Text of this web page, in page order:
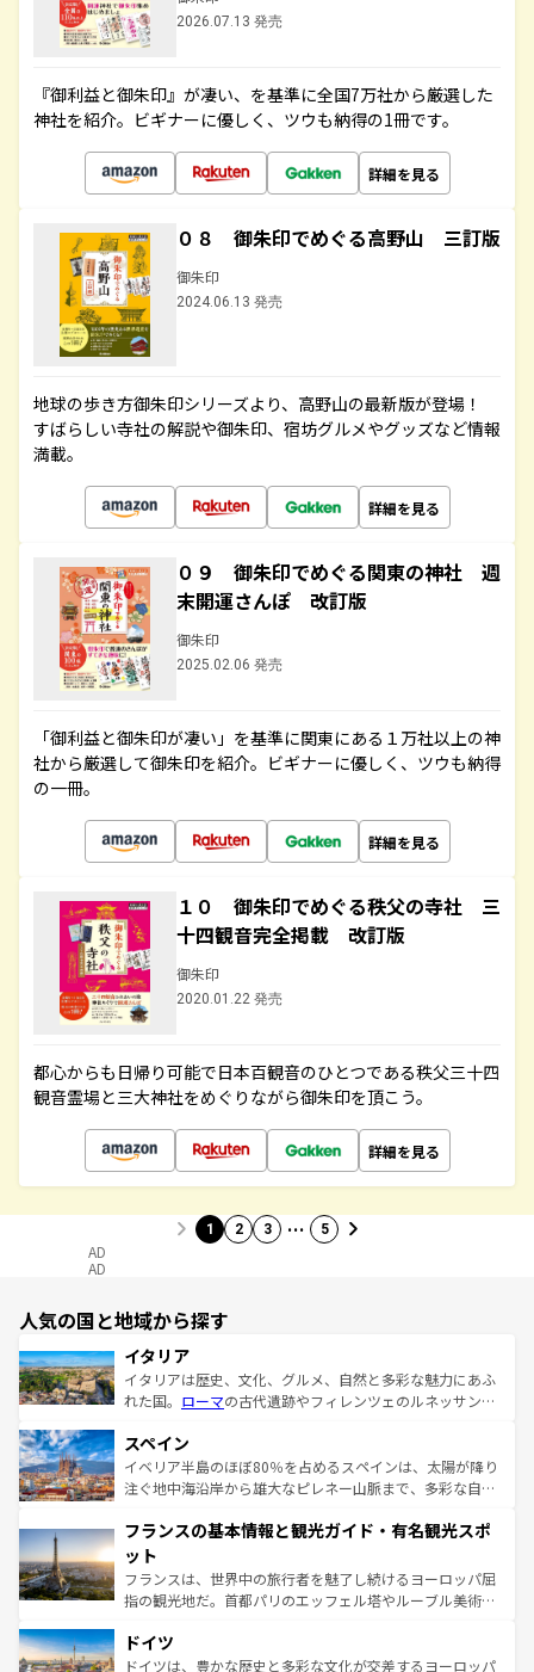
2026.07.13 発売
『御利益と御朱印』が凄い、を基準に全国7万社から厳選した
神社を紹介。ビギナーに優しく、ツウも納得の1冊です。
詳細を見る
０８ 御朱印でめぐる高野山 三訂版
御朱印
2024.06.13 発売
地球の歩き方御朱印シリーズより、高野山の最新版が登場！
すばらしい寺社の解説や御朱印、宿坊グルメやグッズなど情報
満載。
詳細を見る
０９ 御朱印でめぐる関東の神社 週
末開運さんぽ 改訂版
御朱印
2025.02.06 発売
「御利益と御朱印が凄い」を基準に関東にある１万社以上の神
社から厳選して御朱印を紹介。ビギナーに優しく、ツウも納得
の一冊。
詳細を見る
１０ 御朱印でめぐる秩父の寺社 三
十四観音完全掲載 改訂版
御朱印
2020.01.22 発売
都心からも日帰り可能で日本百観音のひとつである秩父三十四
観音霊場と三大神社をめぐりながら御朱印を頂こう。
詳細を見る
1 2 3 … 5
AD
AD
人気の国と地域から探す
イタリア
イタリアは歴史、文化、グルメ、自然と多彩な魅力にあふ
れた国。 ローマの古代遺跡やフィレンツェのルネッサンス
ろん、トスカーナの美しい田園風景やアマルフィ海岸の絶
景など、自然景観も見逃せない。観光の合間には、本場の
ピザやパスタなど、絶品のイタリア料理を堪能することも
ませてくれるイタリアで、忘れられない旅をしてみよう！
なお、新着のイタリア情報は
しい。
スペイン
イベリア半島のほぼ80％を占めるスペインは、太陽が降り
注ぐ地中海沿岸から雄大なピレネー山脈まで、多彩な自然
文化が根付くこの国では、情熱的なフラメンコ、熱気あふ
れる闘牛、そして美味しいタパスが生活の一部となってい
る。首都マドリードの洗練された雰囲気や、バルセロナの
アートに溢れた街角から、地方では古代ローマ遺跡や中世
せる。地方によって風土や気候が異なるスペインはその個
性で訪れる人を魅了する。 なお、新着のスペイン情報は コ
フランスの基本情報と観光ガイド・有名観光スポ
ット
フランスは、世界中の旅行者を魅了し続けるヨーロッパ屈
指の観光地だ。首都パリのエッフェル塔やルーブル美術館
で、幅広い魅力が詰まっている。華麗な宮殿、歴史的な大
聖堂、美しいビーチ、そして豊かな自然が、訪れる者を心
ドイツ
ドイツは、豊かな歴史と多彩な文化が交差するヨーロッパ